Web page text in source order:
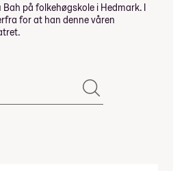
på folkehøgskole i Hedmark. I
for at han denne våren